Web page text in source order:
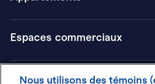
Espaces commerciaux
Hôtels
Nous utilisons des témoins